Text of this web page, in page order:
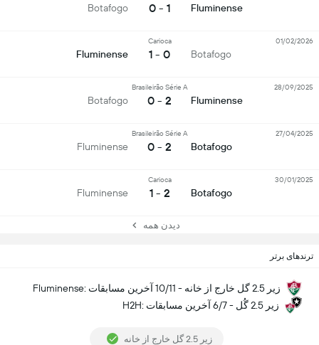
ترندهای برتر
Fluminense: زیر 2.5 گل خارج از خانه - 10/11 آخرین مسابقات
H2H: زیر 2.5 گُل - 6/7 آخرین مسابقات
زیر 2.5 گل خارج از خانه
Fluminense
1 - 0
Botafogo
Botafogo
Carioca
0 - 1
Fluminense
01/02/2026
Fluminense
Brasileirão Série A
2 - 0
Botafogo
28/09/2025
Botafogo
Brasileirão Série A
2 - 0
Fluminense
27/04/2025
Botafogo
Carioca
2 - 1
Fluminense
30/01/2025
دیدن همه